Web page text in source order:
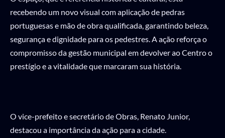
recebendo um novo visual com aplicação de pedras
portuguesas e mão de obra qualificada, garantindo beleza,
segurança e dignidade para os pedestres. A ação reforça o
compromisso da gestão municipal em devolver ao Centro o
prestígio e a vitalidade que marcaram sua história.
O vice-prefeito e secretário de Obras, Renato Junior,
destacou a importância da ação para a cidade.